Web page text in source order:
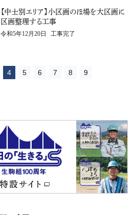
【中士別エリア】小区画のほ場を大区画に
区画整理する工事
令和5年12月20日
工事完了
4 5 6 7 8 9